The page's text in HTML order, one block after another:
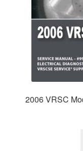
2006 VRSC